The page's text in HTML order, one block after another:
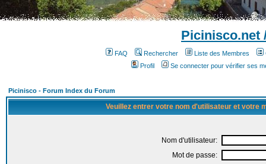
Picinisco.net
FAQ Rechercher Liste des Membres
Profil
Se connecter pour vérifier ses
Picinisco - Forum Index du Forum
Veuillez entrer votre nom d'utilisateur et votre
Nom d'utilisateur:
Mot de passe: